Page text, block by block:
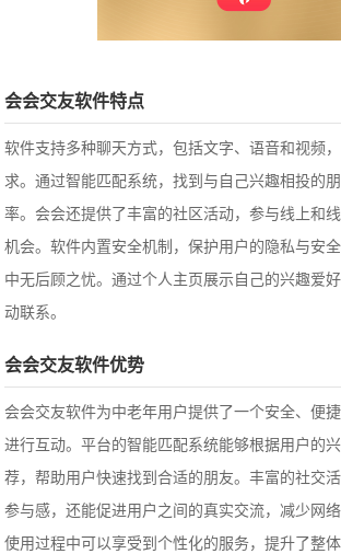
会会交友软件特点
软件支持多种聊天方式，包括文字、语音和视频
求。通过智能匹配系统，找到与自己兴趣相投的
率。会会还提供了丰富的社区活动，参与线上和
机会。软件内置安全机制，保护用户的隐私与安
中无后顾之忧。通过个人主页展示自己的兴趣爱
动联系。
会会交友软件优势
会会交友软件为中老年用户提供了一个安全、便
进行互动。平台的智能匹配系统能够根据用户的
荐，帮助用户快速找到合适的朋友。丰富的社交
参与感，还能促进用户之间的真实交流，减少网
使用过程中可以享受到个性化的服务，提升了整